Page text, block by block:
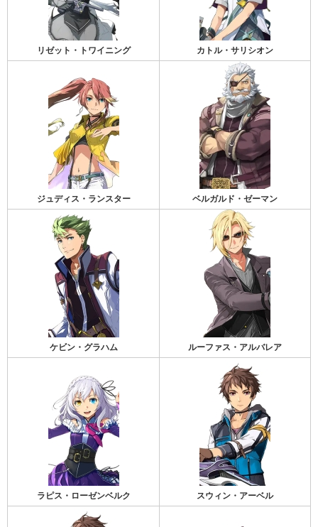
リゼット・トワイニング カトル・サリシオン
ジュディス・ランスター ベルガルド・ゼーマン
ケビン・グラハム ルーファス・アルバレア
ラピス・ローゼンベルク スウィン・アーベル